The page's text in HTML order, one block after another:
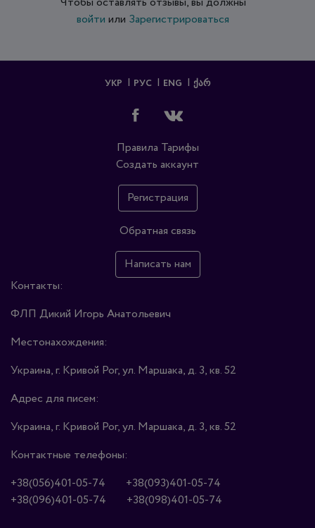
войти или Зарегистрироваться
УКР РУС ENG ᲥᲐᲠ
Правила Тарифы
Создать аккаунт
Регистрация
Обратная связь
Написать нам
Контакты:
ФЛП Дикий Игорь Анатольевич
Местонахождения:
Украина, г. Кривой Рог, ул. Маршака, д. 3, кв. 52
Адрес для писем:
Украина, г. Кривой Рог, ул. Маршака, д. 3, кв. 52
Контактные телефоны:
+38(056)401-05-74
+38(093)401-05-74
+38(096)401-05-74
+38(098)401-05-74